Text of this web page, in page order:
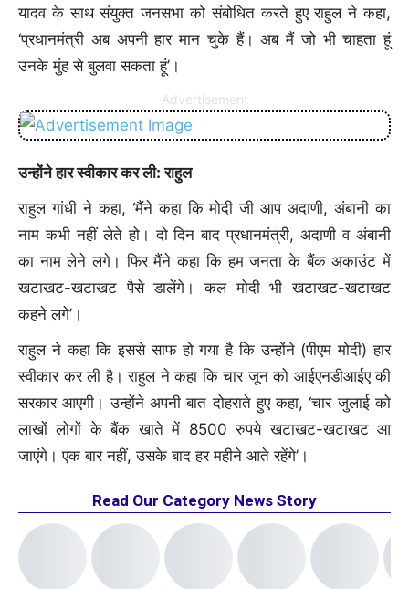
यादव के साथ संयुक्त जनसभा को संबोधित करते हुए राहुल ने कहा,
‘प्रधानमंत्री अब अपनी हार मान चुके हैं। अब मैं जो भी चाहता हूं
उनके मुंह से बुलवा सकता हूं’।
Advertisement
उन्होंने हार स्वीकार कर ली: राहुल
राहुल गांधी ने कहा, ‘मैंने कहा कि मोदी जी आप अदाणी, अंबानी का
नाम कभी नहीं लेते हो। दो दिन बाद प्रधानमंत्री, अदाणी व अंबानी
का नाम लेने लगे। फिर मैंने कहा कि हम जनता के बैंक अकाउंट में
खटाखट-खटाखट पैसे डालेंगे। कल मोदी भी खटाखट-खटाखट
कहने लगे’।
राहुल ने कहा कि इससे साफ हो गया है कि उन्होंने (पीएम मोदी) हार
स्वीकार कर ली है। राहुल ने कहा कि चार जून को आईएनडीआईए की
सरकार आएगी। उन्होंने अपनी बात दोहराते हुए कहा, ‘चार जुलाई को
लाखों लोगों के बैंक खाते में 8500 रुपये खटाखट-खटाखट आ
जाएंगे। एक बार नहीं, उसके बाद हर महीने आते रहेंगे’।
Read Our Category News Story
10 Aug, 4:14 PM :इंडिया-फुकेट फ्लाइट हादसा, ऑटो पायलट
डिस्कनेक्ट हुआ:3 बार हाइड्रोलिक सिस्टम फेल, इंडिकेटर्स खराब हो गए थे;
300 फीट नीचे आया था विमान
मौजूद:सुप्रिया सुले की बेटी का रिसेप्शन; कुछ घंटे पहले ही पीएम
NCP(SP) सांसदों से मिले थे
गलत:कहा- इससे चीन का दावा नहीं बदलेगा; भारत ने 3 दिन पहले नक्शा
जारी किया था
09 Aug, 11:49 PM : झारखंड विधानसभा गेट के पास छात्रों पर
लाठीचार्ज:सीएम हेमंत बोले- छात्रों की मांगों पर सरकार गंभीर, भूख हड़ताल
कर रहे छात्र नेता देवेंद्र हॉस्पिटल में भर्ती
भास्कर अपडेट्स:दीप्ति गौर मुखर्जी नई उच्च
शिक्षा सचिव नियुक्त; पहले कॉरपोरेट मामलों की सचिव थीं
10 Aug, 10:05 AM :गुजरात में रैगिंग से परेशान जूनियर डॉक्टर ने
सुसाइड किया:आरोपी चार सीनियर 6 महीने के लिए सस्पेंड, हॉस्टल भी खाली
करने का आदेश
10 Aug, 3:58 AM :छात्रों पर विवादित बयान देने वाला केरलम का
प्रदर्शनकारियों पर फायरिंग कराता
09 Aug, 8:41 PM :बंगाल के जलपाईगुड़ी में किसान का अपहरण:20
बांग्लादेशी बदमाशों पर आरोप; परिवार का दावा- चाय बागान से उठाकर बॉर्डर
पार ले गए
10 Aug, 3:54 PM :
सांसद अमृतपाल की पार्टी का पहला उम्मीदवार
घोषित:इंदिरा गांधी हत्याकांड के दोषी के बेटे को टिकट दी, बस्सी पठाना से